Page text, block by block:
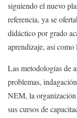
siguiendo el nuevo
referencia, ya se
didáctico por grado
aprendizaje, así como
Las metodologías de
problemas,
NEM, la organización
sus cursos de